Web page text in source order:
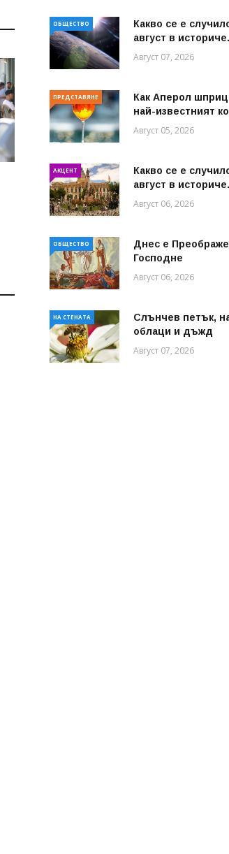
ОБЩЕСТВО
Какво се е
август в
Август 07, 2026
ПРЕДСТАВЯНЕ
Как Аперол шприц
най-известният
Август 05, 2026
АКЦЕНТ
Какво се е
август в
Август 06, 2026
ОБЩЕСТВО
Днес е
Господне
Август 06, 2026
НА СТЕНАТА
Слънчев петък,
облаци и дъжд
Август 07, 2026